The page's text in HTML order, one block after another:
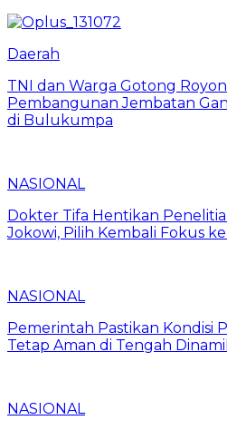
Daerah
TNI dan Warga Gotong
Pembangunan Jembatan
di Bulukumpa
NASIONAL
Dokter Tifa Hentikan
Jokowi, Pilih Kembali Fokus
NASIONAL
Pemerintah Pastikan Kondisi
Tetap Aman di Tengah
NASIONAL